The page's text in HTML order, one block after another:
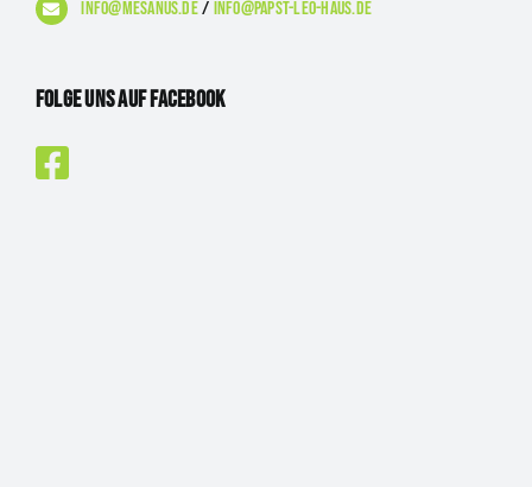
info@mesanus.de/ info@papst-leo-haus.de
Folge uns auf Facebook